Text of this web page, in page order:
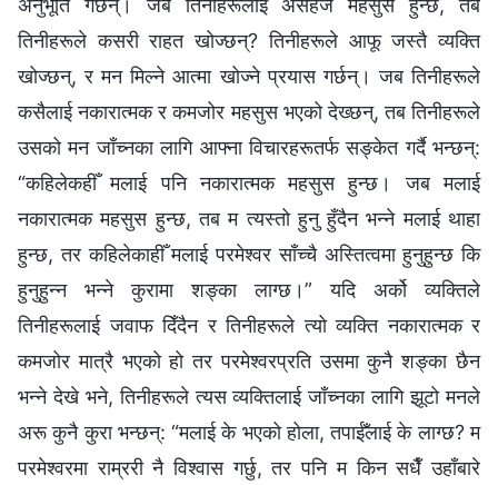
तिनीहरूले कसरी राहत खोज्छन्? तिनीहरूले आफू जस्तै व्यक्ति
खोज्छन्, र मन मिल्ने आत्मा खोज्ने प्रयास गर्छन्। जब तिनीहरूले
कसैलाई नकारात्मक र कमजोर महसुस भएको देख्छन्, तब तिनीहरूले
उसको मन जाँच्नका लागि आफ्ना विचारहरूतर्फ सङ्केत गर्दै भन्छन्:
“कहिलेकहीँ मलाई पनि नकारात्मक महसुस हुन्छ। जब मलाई
नकारात्मक महसुस हुन्छ, तब म त्यस्तो हुनु हुँदैन भन्ने मलाई थाहा
हुन्छ, तर कहिलेकाहीँ मलाई परमेश्‍वर साँच्चै अस्तित्वमा हुनुहुन्छ कि
हुनुहुन्न भन्ने कुरामा शङ्का लाग्छ।” यदि अर्को व्यक्तिले
तिनीहरूलाई जवाफ दिँदैन र तिनीहरूले त्यो व्यक्ति नकारात्मक र
कमजोर मात्रै भएको हो तर परमेश्‍वरप्रति उसमा कुनै शङ्का छैन
भन्ने देखे भने, तिनीहरूले त्यस व्यक्तिलाई जाँच्नका लागि झूटो मनले
अरू कुनै कुरा भन्छन्: “मलाई के भएको होला, तपाईँलाई के लाग्छ? म
परमेश्‍वरमा राम्ररी नै विश्‍वास गर्छु, तर पनि म किन सधैँ उहाँबारे